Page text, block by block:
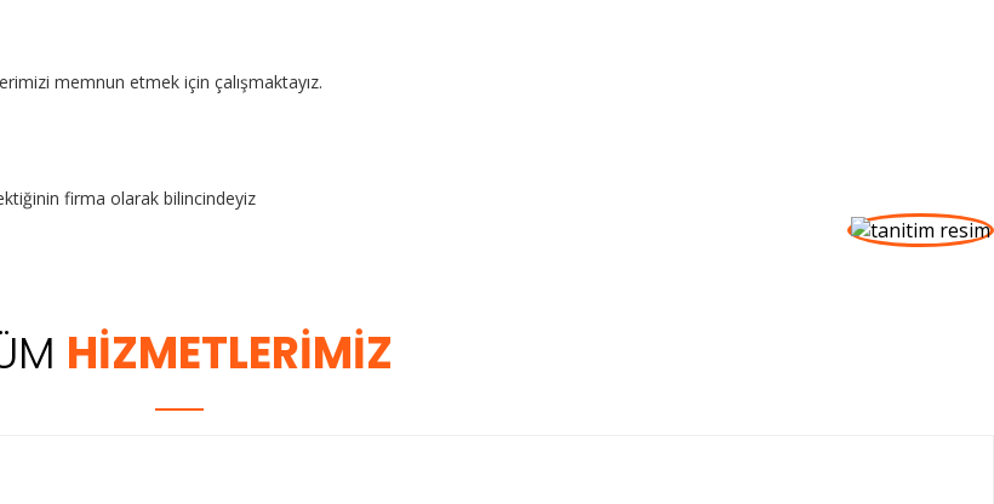
memnun etmek için çalışmaktayız.
firma olarak bilincindeyiz
HİZMETLERİMİZ